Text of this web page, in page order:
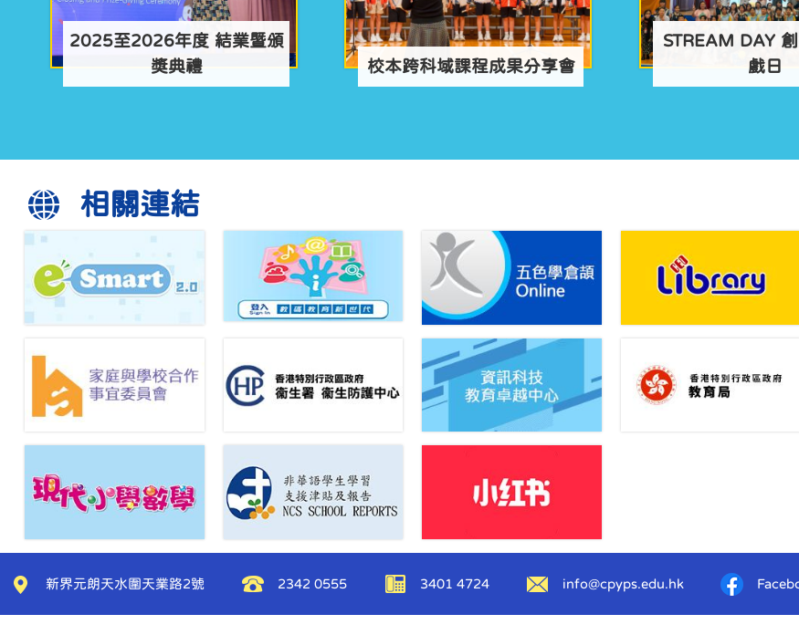
本校學生早前到國家安全展覽廳參
間，學生對展覽內容非常感興趣，專...
17/06/2026 校運會取消通知
計劃 恭喜同學們在第三學段取得優秀
的成績！本學年閱讀小狀元獎勵計劃
已經圓滿結束，願你們持續閱讀，明
2025至2026年度 結業暨頒
獎典禮
校本跨科域課程成果分享會
STREAM DAY
戲日
相關連結
新界元朗天水圍天業路2號 2342 0555 3401 4724 info@cpyps.edu.hk